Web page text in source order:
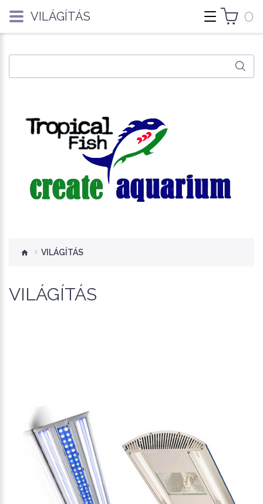
0
VILÁGÍTÁS
VILÁGÍTÁS
VILÁGÍTÁS